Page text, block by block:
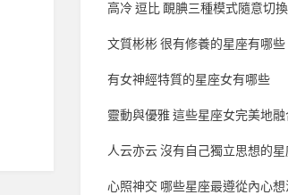
高冷 逗比 靦腆三種模式隨意切
文質彬彬 很有修養的星座有哪些
有女神經特質的星座女有哪些
靈動與優雅 這些星座女完美地
人云亦云 沒有自己獨立思想的星
心照神交 哪些星座最遵從內心想